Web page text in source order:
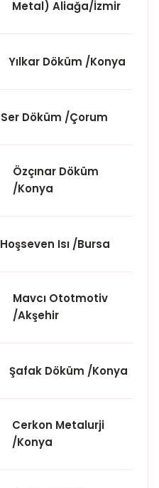
Metal) Aliağa/İzmir
Yılkar Döküm /Konya
Ser Döküm /Çorum
Özçınar Döküm
/Konya
Hoşseven Isı /Bursa
Mavcı Ototmotiv
/Akşehir
Şafak Döküm /Konya
Cerkon Metalurji
/Konya